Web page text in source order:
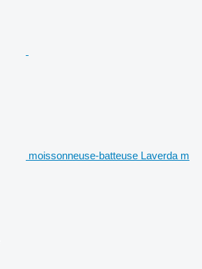
moissonneuse-batteuse Laverda m